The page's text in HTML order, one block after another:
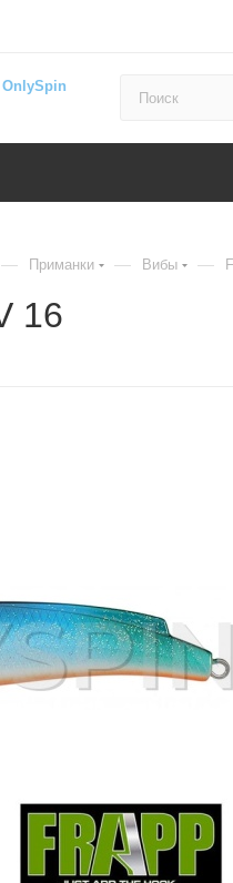
— Приманки — Вибы —
16